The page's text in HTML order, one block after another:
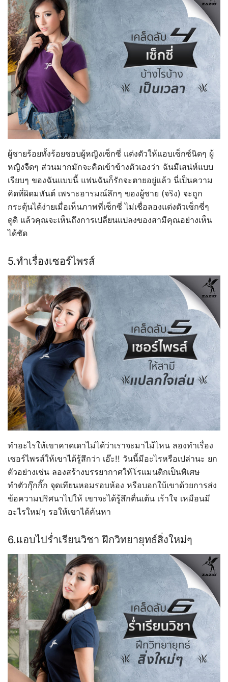
ผู้ชายร้อยทั้งร้อยชอบผู้หญิงเซ็กซี่ แต่งตัวให้แอบเซ็กซ์นิดๆ ผู้
หญิงจืดๆ ส่วนมากมักจะคิดเข้าข้างตัวเองว่า ฉันมีเสน่ห์แบบ
เรียบๆ ของฉันแบบนี้ แฟนฉันก็รักจะตายอยู่แล้ว นี่เป็นความ
คิดที่ผิดมหันต์ เพราะอารมณ์ลึกๆ ของผู้ชาย (จริง) จะถูก
กระตุ้นได้ง่ายเมื่อเห็นภาพที่เซ็กซี่ ไม่เชื่อลองแต่งตัวเซ็กซี่ๆ
ดูดิ แล้วคุณจะเห็นถึงการเปลี่ยนแปลงของสามีคุณอย่างเห็น
ได้ชัด
5.ทำเรื่องเซอร์ไพรส์
ทำอะไรให้เขาคาดเดาไม่ได้ว่าเราจะมาไม้ไหน ลองทำเรื่อง
เซอร์ไพรส์ให้เขาได้รู้สึกว่า เอ๊ะ!! วันนี้มีอะไรหรือเปล่านะ ยก
ตัวอย่างเช่น ลองสร้างบรรยากาศให้โรแมนติกเป็นพิเศษ
ทำตัวกุ๊กกิ๊ก จุดเทียนหอมรอบห้อง หรือบอกใบ้เขาด้วยการส่ง
ข้อความปริศนาไปให้ เขาจะได้รู้สึกตื่นเต้น เร้าใจ เหมือนมี
อะไรใหม่ๆ รอให้เขาได้ค้นหา
6.แอบไปร่ำเรียนวิชา ฝึกวิทยายุทธ์สิ่งใหม่ๆ